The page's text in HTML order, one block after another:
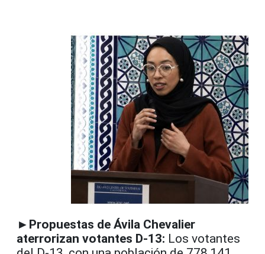
►Propuestas de Ávila Chevalier
aterrorizan votantes D-13: Los votantes